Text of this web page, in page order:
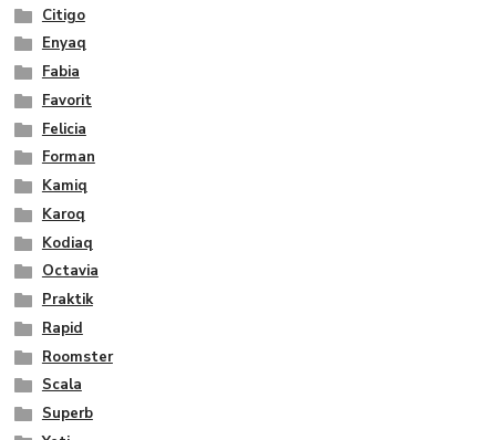
Citigo
Enyaq
Fabia
Favorit
Felicia
Forman
Kamiq
Karoq
Kodiaq
Octavia
Praktik
Rapid
Roomster
Scala
Superb